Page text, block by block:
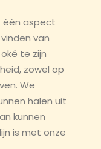
één aspect
van
te zijn
zowel op
We
halen uit
kunnen
is met onze